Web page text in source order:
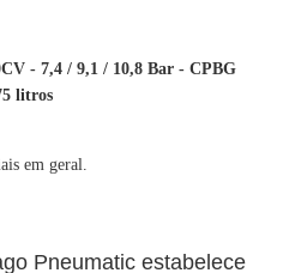
- 7,4 / 9,1 / 10,8 Bar - CPBG
litros
em geral.
Pneumatic estabelece